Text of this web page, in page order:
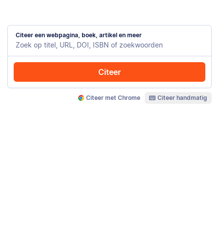
Citeer een webpagina, boek, artikel en meer
Citeer
Citeer met Chrome Citeer handmatig